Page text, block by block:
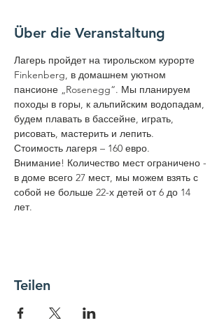
Über die Veranstaltung
Лагерь пройдет на тирольском курорте
Finkenberg, в домашнем уютном
пансионе „Rosenegg“. Мы планируем
походы в горы, к альпийским водопадам,
будем плавать в бассейне, играть,
рисовать, мастерить и лепить.
Стоимость лагеря – 160 евро.
Внимание! Количество мест ограничено -
в доме всего 27 мест, мы можем взять с
собой не больше 22-х детей от 6 до 14
лет.
Teilen